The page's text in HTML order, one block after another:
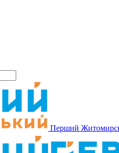
Перший